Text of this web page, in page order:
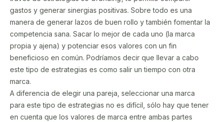
gastos y generar sinergias positivas. Sobre todo es una
manera de generar lazos de buen rollo y también fomentar la
competencia sana. Sacar lo mejor de cada uno (la marca
propia y ajena) y potenciar esos valores con un fin
beneficioso en común. Podríamos decir que llevar a cabo
este tipo de estrategias es como salir un tiempo con otra
marca.
A diferencia de elegir una pareja, seleccionar una marca
para este tipo de estrategias no es difícil, sólo hay que tener
en cuenta que los valores de marca entre ambas partes